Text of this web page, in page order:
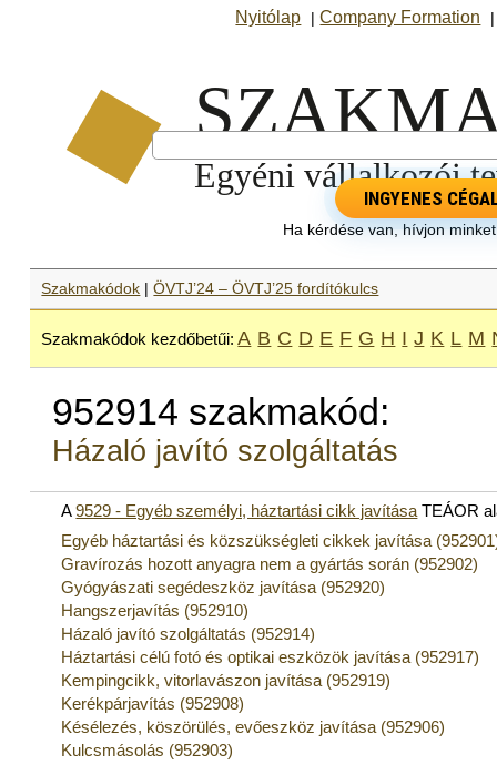
Nyitólap |Company Formation
INGYENES
Ha kérdése van, hívjon
Szakmakódok |ÖVTJ’24 – ÖVTJ’25 fordítókulcs
Szakmakódok kezdőbetűi: A B C D E F G H I J K L M
952914 szakmakód:
Házaló javító szolgáltatás
A9529 - Egyéb személyi, háztartási cikk javítása TEÁOR
Egyéb háztartási és közszükségleti cikkek javítása
Gravírozás hozott anyagra nem a gyártás során (952902)
Gyógyászati segédeszköz javítása (952920)
Hangszerjavítás (952910)
Házaló javító szolgáltatás (952914)
Háztartási célú fotó és optikai eszközök javítása (952917)
Kempingcikk, vitorlavászon javítása (952919)
Kerékpárjavítás (952908)
Késélezés, köszörülés, evőeszköz javítása (952906)
Kulcsmásolás (952903)